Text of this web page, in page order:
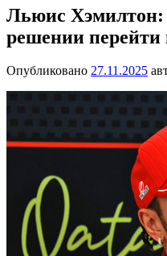
Льюис
решении
Опубликовано 27.11.2025